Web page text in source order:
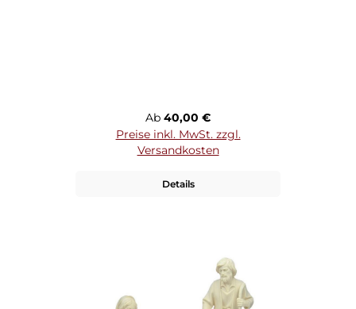
Regulärer Preis:
Ab 40,00 €
Preise inkl. MwSt. zzgl.
Versandkosten
Details